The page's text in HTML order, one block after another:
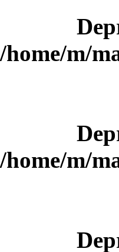
/home/m/
/home/m/